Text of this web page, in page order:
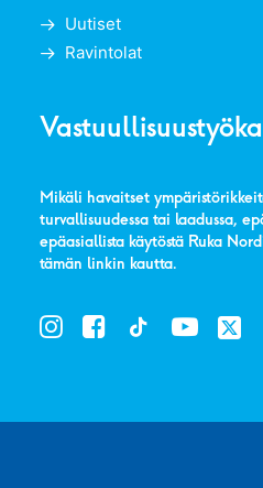
Uutiset
Ravintolat
Mikäli havaitset
turvallisuudessa tai laadussa,
epäasiallista käytöstä Ruka
tämän linkin kautta.